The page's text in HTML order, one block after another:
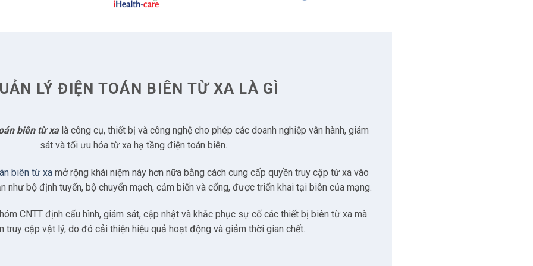
thời gian chết
phục hồi
công nghiệp
phòng tự động
LÝ ĐIỆN TOÁN BIÊN TỪ XA LÀ GÌ
biên từ xalà công cụ, thiết bị và công nghệ cho phép các doanh nghiệp vân hành, giám
sát và tối ưu hóa từ xa hạ tầng điện toán biên.
biên từ xa mở rộng khái niệm này hơn nữa bằng cách cung cấp quyền truy cập từ xa vào
như bộ định tuyến, bộ chuyển mạch, cảm biến và cổng, được triển khai tại biên của mạng.
CNTT định cấu hình, giám sát, cập nhật và khắc phục sự cố các thiết bị biên từ xa mà
truy cập vật lý, do đó cải thiện hiệu quả hoạt động và giảm thời gian chết.